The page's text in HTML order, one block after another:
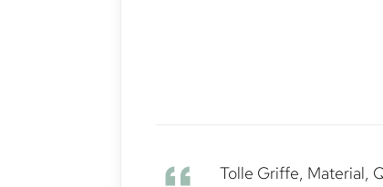
Tolle Griffe, Material,